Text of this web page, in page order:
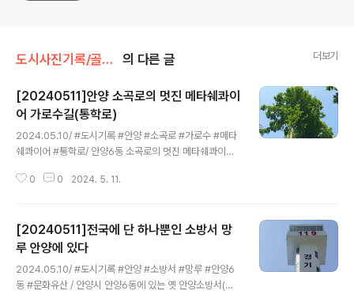
도시사진기록/골목풍경 의 다른 글 더보기
[20240511]안양 소곡로의 멋진 메타쉐콰이
어 가로수길(통학로)
2024.05.10/ #도시기록 #안양 #소곡로 #가로수 #메타
쉐콰이어 #통학로/ 안양6동 소곡로의 멋진 메타쉐콰이어
로 셋백시켜 조성한 보행로(인도). 안양세무서 끝자락에서
안양시는 검역원 담장을 허물고 부지 안쪽으로 보행로를
만들었다. 담장을 허문 일부 구간에는 기존에 심어져있던
메타쉐콰이어 가로수가 자라고 있어 나무숲 그늘이 생겨
땡볕 여름철 그늘 사이로 쾌적하게 다닐 수 있는 걷고싶은
길로 탄생했다. 특히 안양6동 소곡자이아파트에서 안양초
0 0 2024. 5. 11.
[20240511]전국에 단 하나뿐인 소방서 망
루 안양에 있다
2024.05.10/ #도시기록 #안양 #소방서 #망루 #안양6
동 #문화유산 / 안양시 안양6동에 있는 옛 안양소방서(현